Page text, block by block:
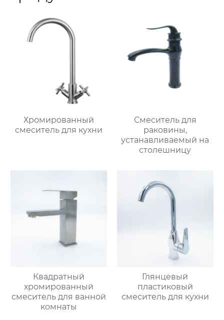
Хромированный
смеситель для кухни
Смеситель для
раковины,
устанавливаемый на
столешницу
Квадратный
хромированный
смеситель для ванной
комнаты
Глянцевый
пластиковый
смеситель для кухни